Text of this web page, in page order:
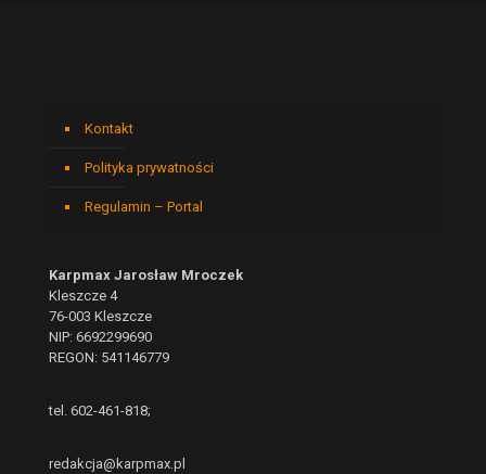
Kontakt
Polityka prywatności
Regulamin – Portal
Karpmax Jarosław Mroczek
Kleszcze 4
76-003 Kleszcze
NIP: 6692299690
REGON: 541146779
tel. 602-461-818;
redakcja@karpmax.pl